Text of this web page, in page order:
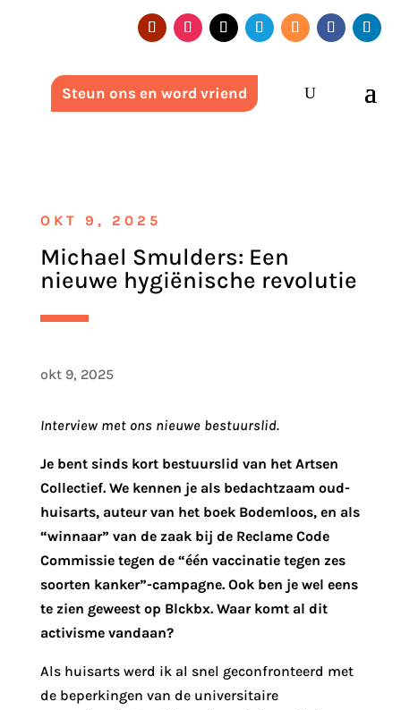
Steun ons en word vriend
OKT 9, 2025
Michael Smulders: Een
nieuwe hygiënische revolutie
okt 9, 2025
Interview met ons nieuwe bestuurslid.
Je bent sinds kort bestuurslid van het Artsen
Collectief. We kennen je als bedachtzaam oud-
huisarts, auteur van het boek Bodemloos, en als
“winnaar” van de zaak bij de Reclame Code
Commissie tegen de “één vaccinatie tegen zes
soorten kanker”-campagne. Ook ben je wel eens
te zien geweest op Blckbx. Waar komt al dit
activisme vandaan?
Als huisarts werd ik al snel geconfronteerd met
de beperkingen van de universitaire